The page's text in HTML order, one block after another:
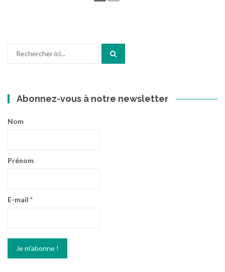
Abonnez-vous à notre newsletter
Nom
Prénom
E-mail *